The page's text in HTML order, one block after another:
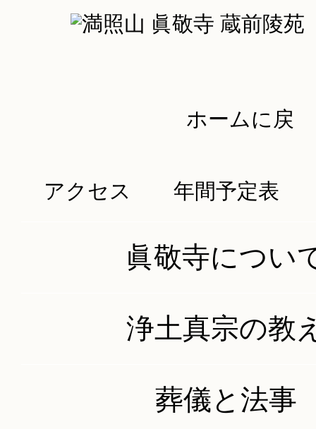
眞敬寺につい
浄土真宗の教
葬儀と法事
アクセス 年間予定表
ホームに戻
る
講演学習 イベント